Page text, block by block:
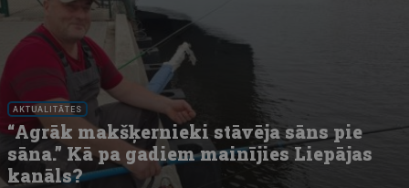
AKTUALITĀTES
“Agrāk makšķernieki stāvēja sāns pie
sāna.” Kā pa gadiem mainījies Liepājas
kanāls?